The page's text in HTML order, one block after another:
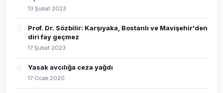
13 Şubat 2023
Prof. Dr. Sözbilir: Karşıyaka, Bostanlı ve Mavişehir'den
diri fay geçmez
17 Şubat 2023
Yasak avcılığa ceza yağdı
17 Ocak 2020